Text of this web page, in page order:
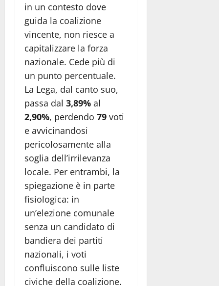
in un contesto dove
guida la coalizione
vincente, non riesce a
capitalizzare la forza
nazionale. Cede più di
un punto percentuale.
La Lega, dal canto suo,
passa dal 3,89% al
2,90%, perdendo 79 voti
e avvicinandosi
pericolosamente alla
soglia dell’irrilevanza
locale. Per entrambi, la
spiegazione è in parte
fisiologica: in
un’elezione comunale
senza un candidato di
bandiera dei partiti
nazionali, i voti
confluiscono sulle liste
civiche della coalizione.